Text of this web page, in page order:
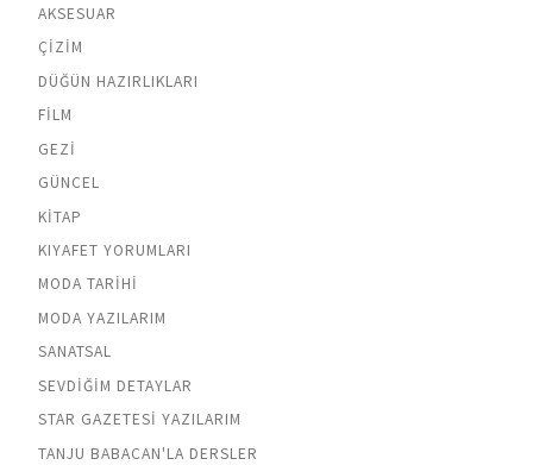
AKSESUAR
ÇIZIM
DÜĞÜN HAZIRLIKLARI
FILM
GEZI
GÜNCEL
KITAP
KIYAFET YORUMLARI
MODA TARIHI
MODA YAZILARIM
SANATSAL
SEVDIĞIM DETAYLAR
STAR GAZETESI YAZILARIM
TANJU BABACAN'LA DERSLER